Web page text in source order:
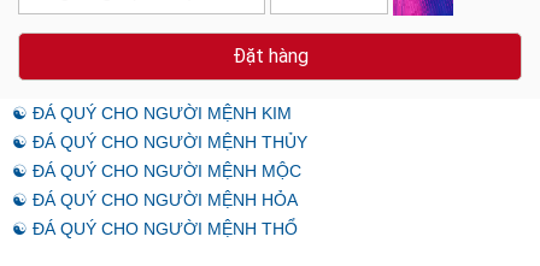
Đặt hàng
☯ ĐÁ QUÝ CHO NGƯỜI MỆNH KIM
☯ ĐÁ QUÝ CHO NGƯỜI MỆNH THỦY
☯ ĐÁ QUÝ CHO NGƯỜI MỆNH MỘC
☯ ĐÁ QUÝ CHO NGƯỜI MỆNH HỎA
☯ ĐÁ QUÝ CHO NGƯỜI MỆNH THỔ